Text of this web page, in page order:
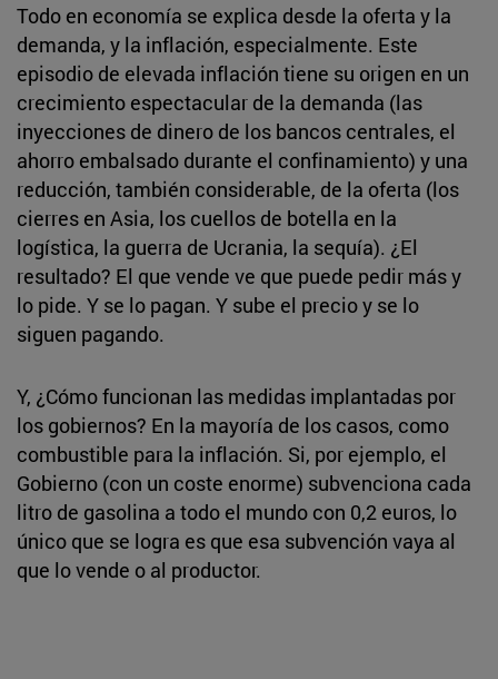
Todo en economía se explica desde la oferta y la
demanda, y la inflación, especialmente. Este
episodio de elevada inflación tiene su origen en un
crecimiento espectacular de la demanda (las
inyecciones de dinero de los bancos centrales, el
ahorro embalsado durante el confinamiento) y una
reducción, también considerable, de la oferta (los
cierres en Asia, los cuellos de botella en la
logística, la guerra de Ucrania, la sequía). ¿El
resultado? El que vende ve que puede pedir más y
lo pide. Y se lo pagan. Y sube el precio y se lo
siguen pagando.
Y, ¿Cómo funcionan las medidas implantadas por
los gobiernos? En la mayoría de los casos, como
combustible para la inflación. Si, por ejemplo, el
Gobierno (con un coste enorme) subvenciona cada
litro de gasolina a todo el mundo con 0,2 euros, lo
único que se logra es que esa subvención vaya al
que lo vende o al productor.